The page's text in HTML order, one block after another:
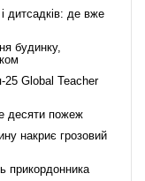
дитсадків: де вже
будинку,
25 Global Teacher
десяти пожеж
накриє грозовий
прикордонника